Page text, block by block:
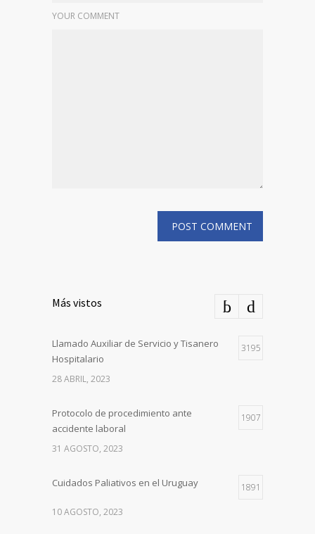
YOUR COMMENT
Más vistos
Llamado Auxiliar de Servicio y Tisanero
Hospitalario
3195
28 ABRIL, 2023
Protocolo de procedimiento ante
accidente laboral
1907
31 AGOSTO, 2023
Cuidados Paliativos en el Uruguay 1891
10 AGOSTO, 2023